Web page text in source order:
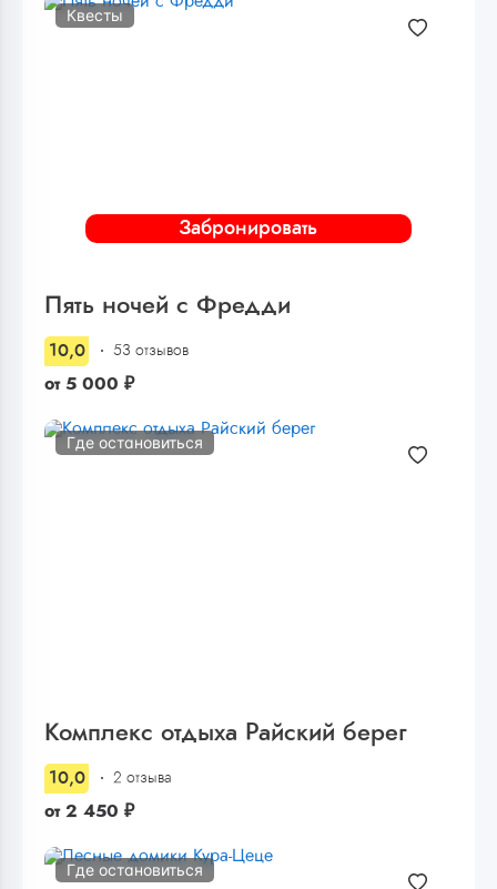
Забронировать
Квесты
Пять ночей с Фредди
10,0 53 отзывов
от 5 000 ₽
Где остановиться
Комплекс отдыха Райский берег
10,0 2 отзыва
от 2 450 ₽
Где остановиться